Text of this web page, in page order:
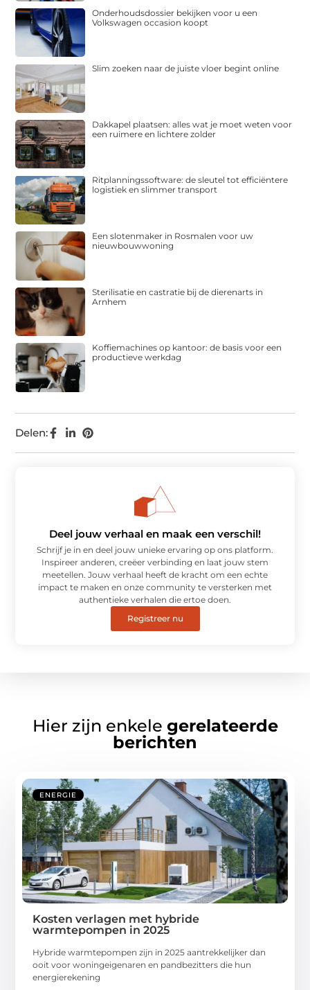
Delen:
Onderhoudsdossier bekijken voor u een
Volkswagen occasion koopt
Slim zoeken naar de juiste vloer begint online
Dakkapel plaatsen: alles wat je moet weten voor
een ruimere en lichtere zolder
Ritplanningssoftware: de sleutel tot efficiëntere
logistiek en slimmer transport
Een slotenmaker in Rosmalen voor uw
nieuwbouwwoning
Sterilisatie en castratie bij de dierenarts in
Arnhem
Koffiemachines op kantoor: de basis voor een
productieve werkdag
Deel jouw verhaal en maak een verschil!
Schrijf je in en deel jouw unieke ervaring op ons platform.
Inspireer anderen, creëer verbinding en laat jouw stem
meetellen. Jouw verhaal heeft de kracht om een echte
impact te maken en onze community te versterken met
authentieke verhalen die ertoe doen.
Registreer nu
Hier zijn enkele gerelateerde
berichten
ENERGIE
Kosten verlagen met hybride
warmtepompen in 2025
Hybride warmtepompen zijn in 2025 aantrekkelijker dan
ooit voor woningeigenaren en pandbezitters die hun
energierekening